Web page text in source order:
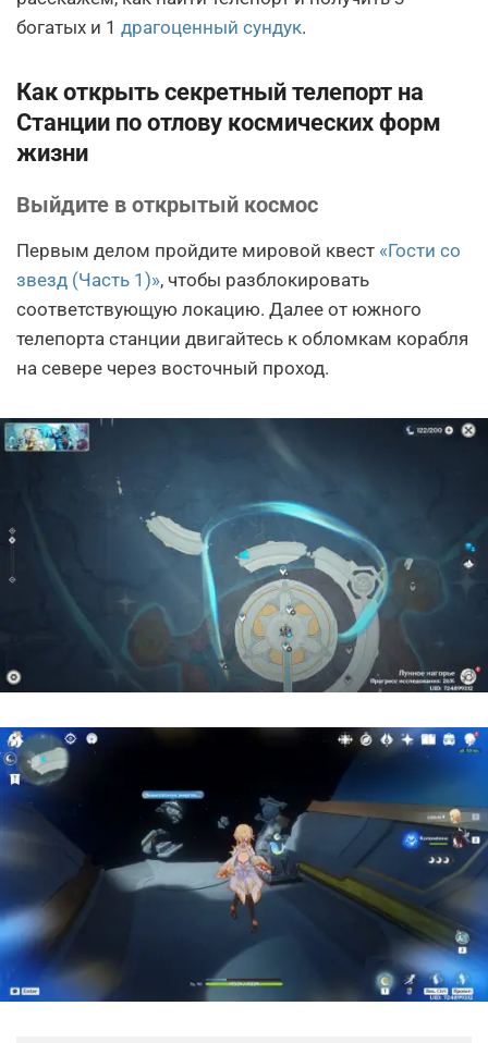
богатых и 1 драгоценный сундук.
Как открыть секретный телепорт на
Станции по отлову космических форм
жизни
Выйдите в открытый космос
Первым делом пройдите мировой квест «Гости со
звезд (Часть 1)», чтобы разблокировать
соответствующую локацию. Далее от южного
телепорта станции двигайтесь к обломкам корабля
на севере через восточный проход.